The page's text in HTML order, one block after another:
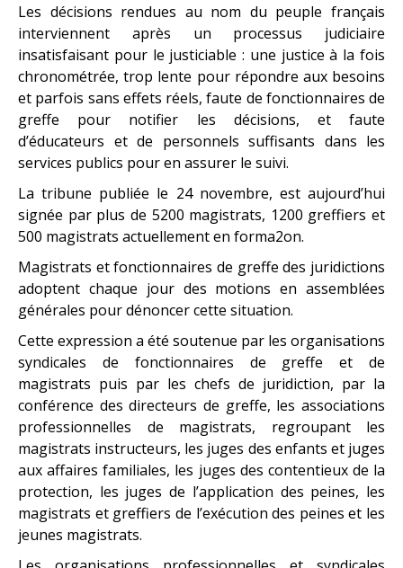
Les décisions rendues au nom du peuple français
interviennent après un processus judiciaire
insatisfaisant pour le justiciable : une justice à la fois
chronométrée, trop lente pour répondre aux besoins
et parfois sans effets réels, faute de fonctionnaires de
greffe pour notifier les décisions, et faute
d’éducateurs et de personnels suffisants dans les
services publics pour en assurer le suivi.
La tribune publiée le 24 novembre, est aujourd’hui
signée par plus de 5200 magistrats, 1200 greffiers et
500 magistrats actuellement en forma2on.
Magistrats et fonctionnaires de greffe des juridictions
adoptent chaque jour des motions en assemblées
générales pour dénoncer cette situation.
Cette expression a été soutenue par les organisations
syndicales de fonctionnaires de greffe et de
magistrats puis par les chefs de juridiction, par la
conférence des directeurs de greffe, les associations
professionnelles de magistrats, regroupant les
magistrats instructeurs, les juges des enfants et juges
aux affaires familiales, les juges des contentieux de la
protection, les juges de l’application des peines, les
magistrats et greffiers de l’exécution des peines et les
jeunes magistrats.